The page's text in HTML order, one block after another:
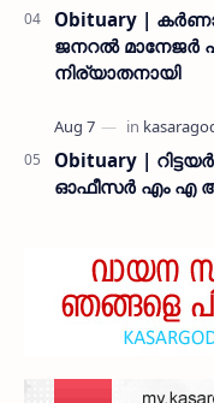
Obituary |
ജനറൽ മാനേജർ
നിര്യാതനായി
Obituary |
ഓഫീസർ എം എ